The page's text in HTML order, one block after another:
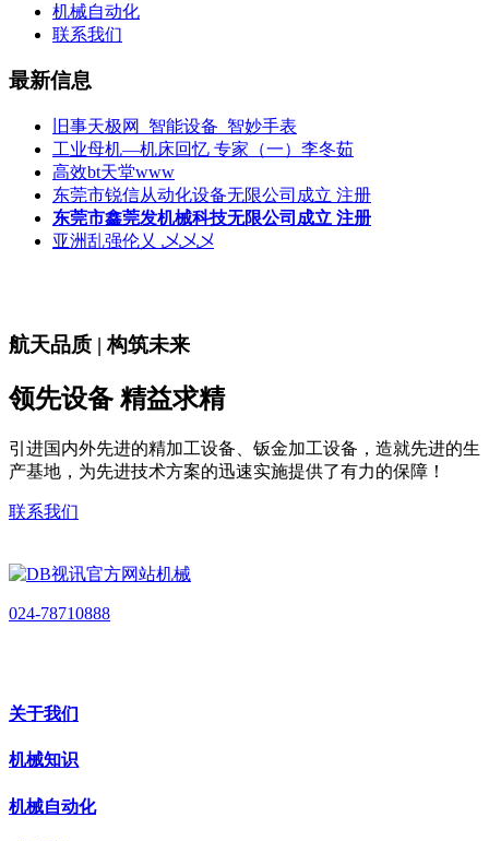
机械自动化
联系我们
最新信息
旧事天极网_智能设备_智妙手表
工业母机—机床回忆 专家（一）李冬茹
高效bt天堂www
东莞市锐信从动化设备无限公司成立 注册
东莞市鑫莞发机械科技无限公司成立 注册
亚洲乱强伦乂 乄乄乄
航天品质 | 构筑未来
领先设备 精益求精
引进国内外先进的精加工设备、钣金加工设备，造就先进的生
产基地，为先进技术方案的迅速实施提供了有力的保障！
联系我们
024-78710888
关于我们
机械知识
机械自动化